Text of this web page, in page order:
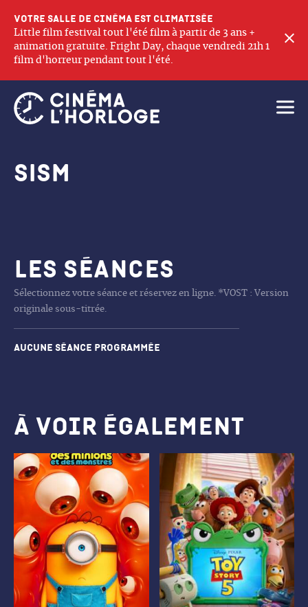
Votre salle de cinéma est climatisée
Little film festival tout l'été film à partir de 3 ans +
animation gratuite. Fright Day, chaque vendredi 21h 1
film d'horreur pendant tout l'été.
SISM
Les séances
Sélectionnez votre séance et réservez en ligne. *VOST : Version
originale sous-titrée.
Aucune séance programmée
À voir également